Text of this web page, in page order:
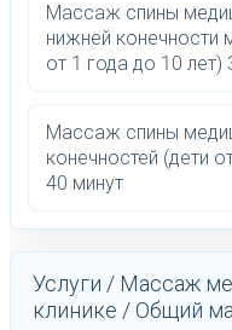
Массаж спины
нижней конечности
от 1 года до 10 лет)
Массаж спины
конечностей (дети
40 минут
Услуги / Массаж
клинике / Общий